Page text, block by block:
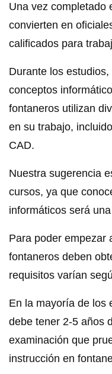
Una vez completado
convierten en
calificados para
Durante los
conceptos
fontaneros utilizan
en su trabajo,
CAD.
Nuestra sugerencia
cursos, ya que
informáticos será
Para poder empezar
fontaneros deben
requisitos varían
En la mayoría de los
debe tener 2-5 años
examinación que
instrucción en